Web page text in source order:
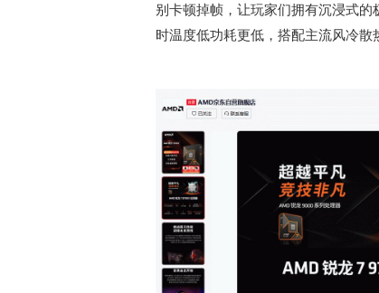
别卡顿掉帧，让玩家们拥有沉浸式
时温度低功耗更低，搭配主流风冷散